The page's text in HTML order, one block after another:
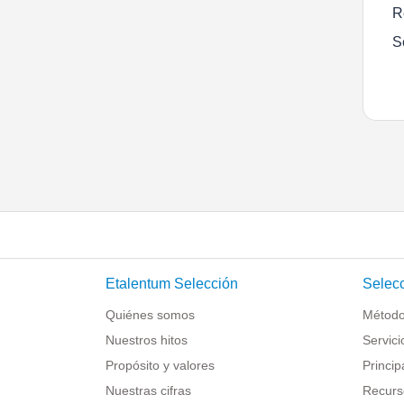
Etalentum Selección
Quiénes somos
Nuestros hitos
Propósito y valores
Nuestras cifras